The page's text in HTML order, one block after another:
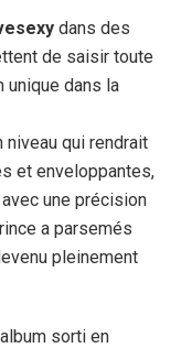
dans des
de saisir toute
unique dans la
niveau qui rendrait
et enveloppantes,
une précision
a parsemés
pleinement
sorti en